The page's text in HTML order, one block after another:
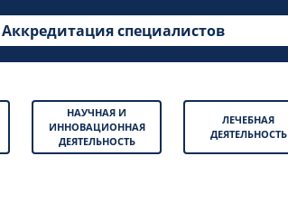
Аккредитация специалистов
НАУЧНАЯ И
ИННОВАЦИОННАЯ
ДЕЯТЕЛЬНОСТЬ
ЛЕЧЕБНАЯ
ДЕЯТЕЛЬНОСТЬ